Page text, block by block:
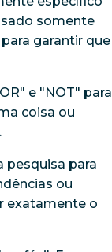
somente
garantir que
e "NOT" para
coisa ou
pesquisa para
ou
exatamente o